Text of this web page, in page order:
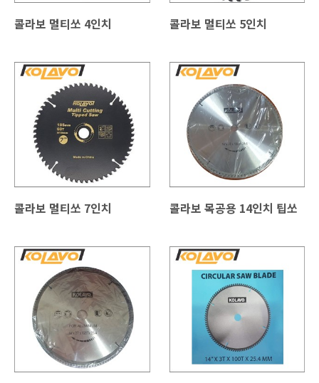
콜라보 멀티쏘 4인치 콜라보 멀티쏘 5인치
콜라보 멀티쏘 7인치 콜라보 목공용 14인치 팁쏘